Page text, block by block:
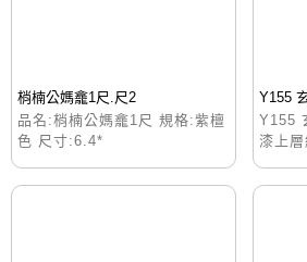
梢楠公媽龕1尺.尺2
品名:梢楠公媽龕1尺 規格:紫檀
色 尺寸:6.4*
Y155
Y155
漆上